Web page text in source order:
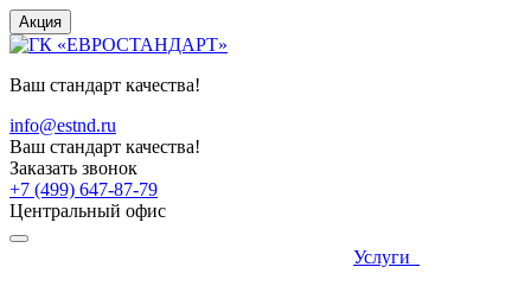
Акция
Ваш стандарт качества!
info@estnd.ru
Ваш стандарт качества!
Заказать звонок
+7 (499) 647-87-79
Центральный офис
Услуги